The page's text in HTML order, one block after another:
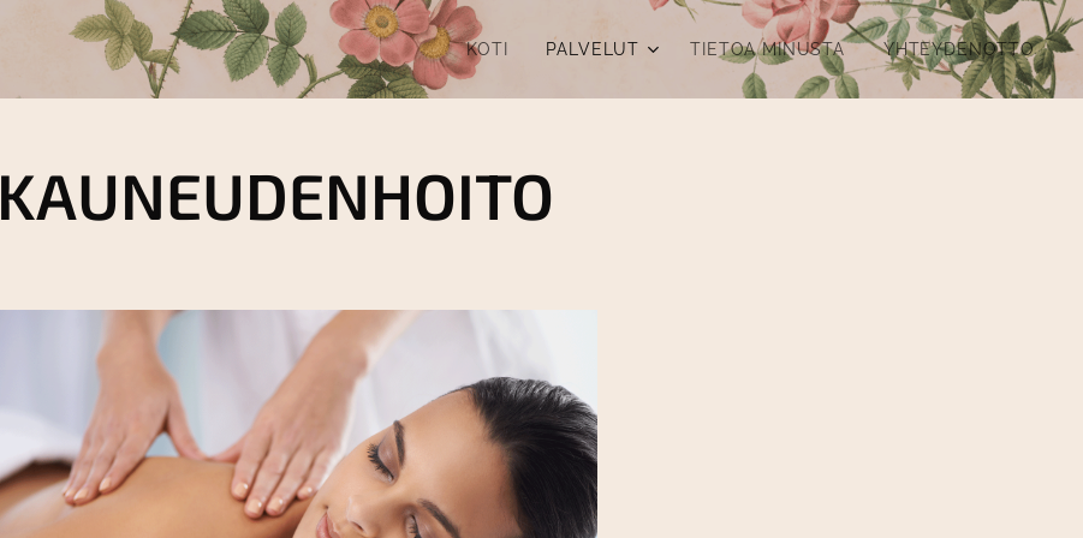
KOTI PALVELUT TIETOA MINUSTA YHTEYDENOTTO
KAUNEUDENHOITO